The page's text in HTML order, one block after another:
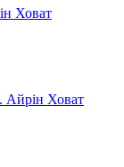
Ховат
Айрін Ховат